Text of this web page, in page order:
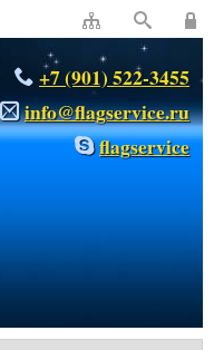
+7 (901) 522-3455
info@flagservice.ru
flagservice